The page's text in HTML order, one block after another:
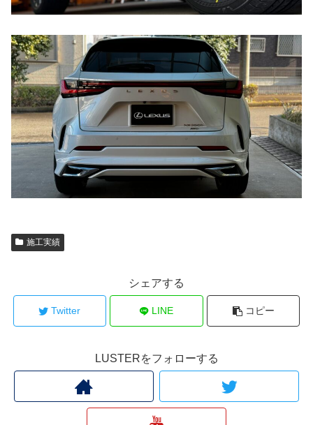
施工実績
シェアする
Twitter LINE コピー
LUSTERをフォローする